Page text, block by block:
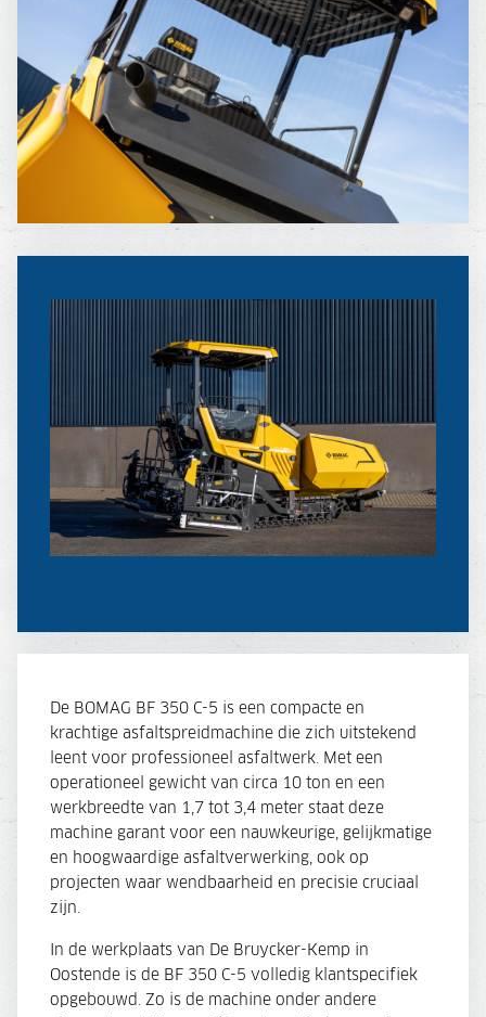
De BOMAG BF 350 C-5 is een compacte en
krachtige asfaltspreidmachine die zich uitstekend
leent voor professioneel asfaltwerk. Met een
operationeel gewicht van circa 10 ton en een
werkbreedte van 1,7 tot 3,4 meter staat deze
machine garant voor een nauwkeurige, gelijkmatige
en hoogwaardige asfaltverwerking, ook op
projecten waar wendbaarheid en precisie cruciaal
zijn.
In de werkplaats van De Bruycker-Kemp in
Oostende is de BF 350 C-5 volledig klantspecifiek
opgebouwd. Zo is de machine onder andere